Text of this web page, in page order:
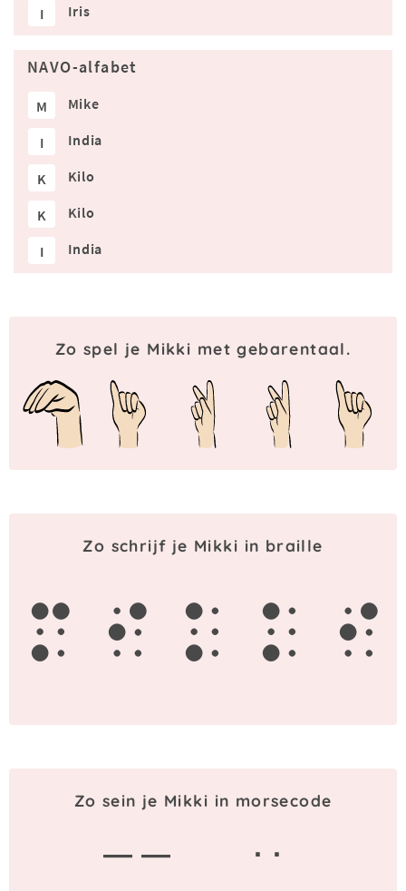
I Iris
NAVO-alfabet
M Mike
I India
K Kilo
K Kilo
I India
Zo spel je Mikki met gebarentaal.
Zo schrijf je Mikki in braille
m i k k i
Zo sein je Mikki in morsecode
— —
· ·